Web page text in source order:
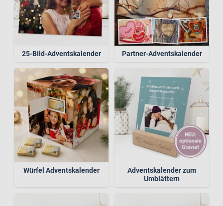
25-Bild-Adventskalender Partner-Adventskalender
Würfel Adventskalender
Adventskalender zum
Umblättern